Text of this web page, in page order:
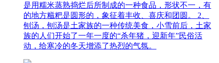
是用糯米蒸熟捣烂后所制成的一种食品，形状不一，有
的地方糍粑是圆形的，象征着丰收、喜庆和团圆。 2、
刨汤，刨汤是土家族的一种传统美食，小雪前后，土家
族的人们开始了一年一度的“杀年猪，迎新年”民俗活
动，给寒冷的冬天增添了热烈的气氛。